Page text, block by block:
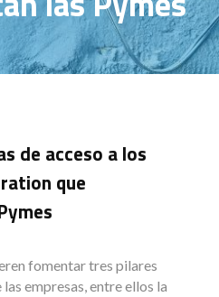
de acceso a los
que
fomentar tres pilares
empresas, entre ellos la